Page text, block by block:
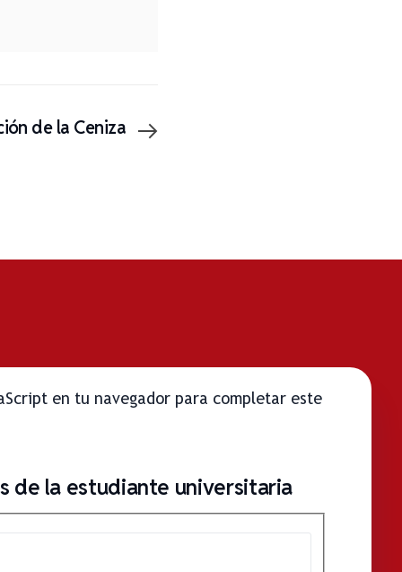
de la Ceniza
en tu navegador para completar este
de la estudiante universitaria